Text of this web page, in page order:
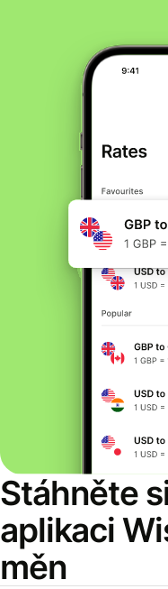
Stáhněte
aplikaci
měn